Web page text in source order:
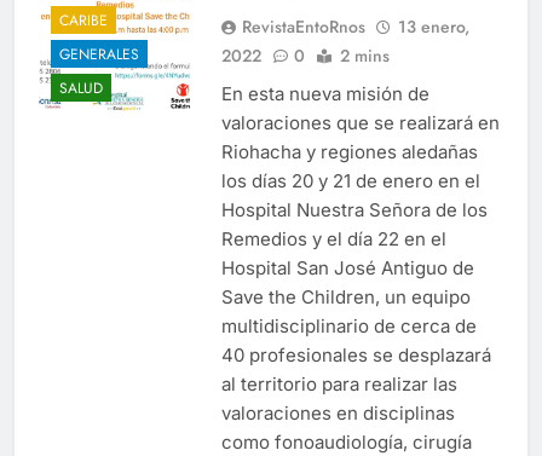
CARIBE
GENERALES
SALUD
RevistaEntoRnos
13 enero,
2022
0 2 mins
En esta nueva misión de
valoraciones que se realizará en
Riohacha y regiones aledañas
los días 20 y 21 de enero en el
Hospital Nuestra Señora de los
Remedios y el día 22 en el
Hospital San José Antiguo de
Save the Children, un equipo
multidisciplinario de cerca de
40 profesionales se desplazará
al territorio para realizar las
valoraciones en disciplinas
como fonoaudiología, cirugía